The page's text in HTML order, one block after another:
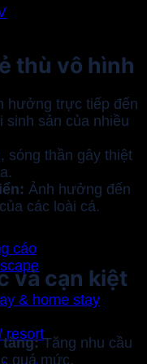
cáo
& home stay
resort
thù vô hình
hưởng trực tiếp đến
sinh sản của nhiều
sóng thần gây thiệt
Ảnh hưởng đến
các loài cá.
và cạn kiệt
Tăng nhu cầu
quá mức.